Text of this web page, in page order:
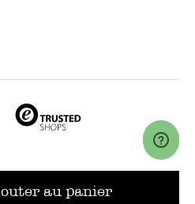
au panier
(Nederland) B.V.